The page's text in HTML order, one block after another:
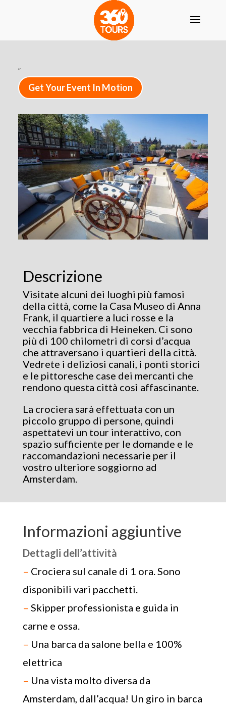
”
Get Your Event In Motion
Descrizione
Visitate alcuni dei luoghi più famosi
della città, come la Casa Museo di Anna
Frank, il quartiere a luci rosse e la
vecchia fabbrica di Heineken. Ci sono
più di 100 chilometri di corsi d’acqua
che attraversano i quartieri della città.
Vedrete i deliziosi canali, i ponti storici
e le pittoresche case dei mercanti che
rendono questa città così affascinante.
La crociera sarà effettuata con un
piccolo gruppo di persone, quindi
aspettatevi un tour interattivo, con
spazio sufficiente per le domande e le
raccomandazioni necessarie per il
vostro ulteriore soggiorno ad
Amsterdam.
Informazioni aggiuntive
Dettagli dell’attività
– Crociera sul canale di 1 ora. Sono
disponibili vari pacchetti.
– Skipper professionista e guida in
carne e ossa.
– Una barca da salone bella e 100%
elettrica
– Una vista molto diversa da
Amsterdam, dall’acqua! Un giro in barca